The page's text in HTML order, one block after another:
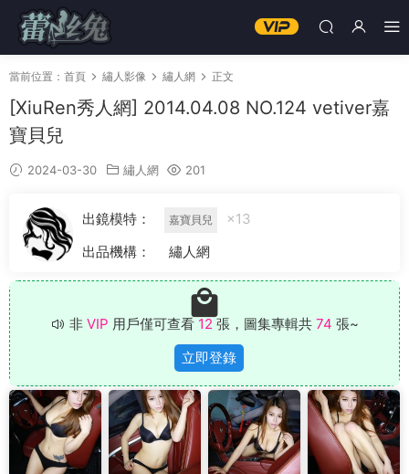
當前位置： 首頁 繡人影像 繡人網 正文
[XiuRen秀人網] 2014.04.08 NO.124 vetiver嘉
寶貝兒
2024-03-30 繡人網 201
出鏡模特： 嘉寶貝兒
×13
出品機構：
繡人網
非 VIP 用戶僅可查看 12 張，圖集專輯共 74 張~
立即登錄